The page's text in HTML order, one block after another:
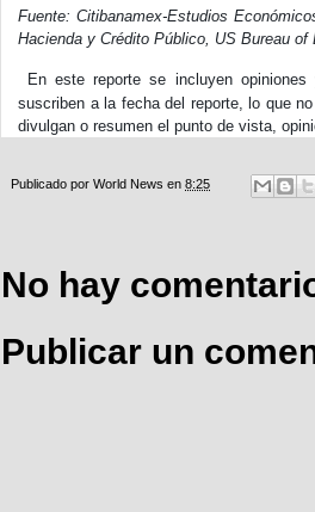
Fuente: Citibanamex-Estudios
Hacienda y Crédito Público, US Bureau
En este reporte se incluyen
suscriben a la fecha del reporte, lo que
divulgan o resumen el punto de vista,
Publicado por World News en 8:25
No hay
Publicar un